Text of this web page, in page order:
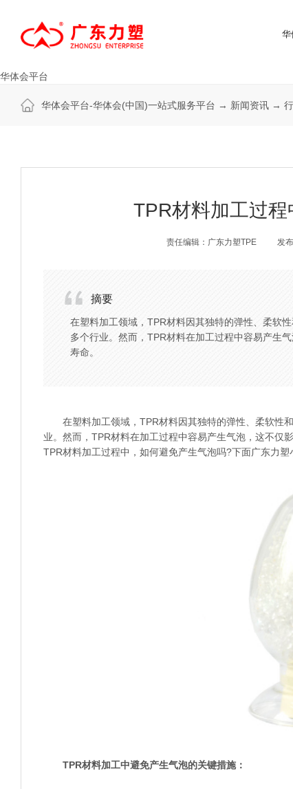
华体会平台
华
华体会平台-华体会(中国)一站式服务平台 → 新闻资讯 →
TPR材料加工过
责任编辑：广东力塑TPE 发
摘要
在塑料加工领域，TPR材料因其独特的弹性、柔软
多个行业。然而，TPR材料在加工过程中容易产生
寿命。
在塑料加工领域，TPR材料因其独特的弹性、柔软性
业。然而，TPR材料在加工过程中容易产生气泡，这不仅
TPR材料加工过程中，如何避免产生气泡吗?下面广东力塑
TPR材料加工中避免产生气泡的关键措施：